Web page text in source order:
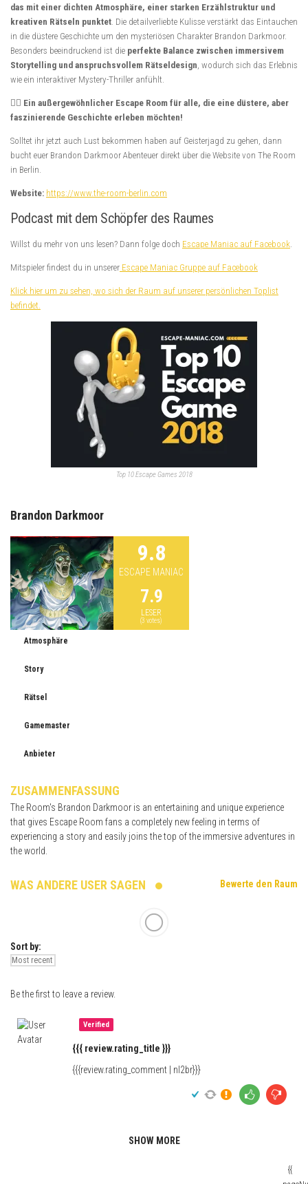
das mit einer dichten Atmosphäre, einer starken Erzählstruktur und
kreativen Rätseln punktet . Die detailverliebte Kulisse verstärkt das Eintauchen
in die düstere Geschichte um den mysteriösen Charakter Brandon Darkmoor.
Besonders beeindruckend ist die perfekte Balance zwischen immersivem
Storytelling und anspruchsvollem Rätseldesign , wodurch sich das Erlebnis
wie ein interaktiver Mystery-Thriller anfühlt.
🕵️‍♂️ Ein außergewöhnlicher Escape Room für alle, die eine düstere, aber
faszinierende Geschichte erleben möchten!
Solltet ihr jetzt auch Lust bekommen haben auf Geisterjagd zu gehen, dann
bucht euer Brandon Darkmoor Abenteuer direkt über die Website von The Room
in Berlin.
Website: https://www.the-room-berlin.com
Podcast mit dem Schöpfer des Raumes
Willst du mehr von uns lesen? Dann folge doch Escape Maniac auf Facebook
Mitspieler findest du in unserer Escape Maniac Gruppe auf Facebook
Klick hier um zu sehen, wo sich der Raum auf unserer persönlichen Toplist
befindet.
Top 10 Escape Games 2018
Brandon Darkmoor
9.8
ESCAPE MANIAC
7.9
LESER
(3 votes)
Atmosphäre
Story
Rätsel
Gamemaster
Anbieter
ZUSAMMENFASSUNG
The Room's Brandon Darkmoor is an entertaining and unique experience
that gives Escape Room fans a completely new feeling in terms of
experiencing a story and easily joins the top of the immersive adventures in
the world.
WAS ANDERE USER SAGEN Bewerte den Raum
Sort by:
Be the first to leave a review.
Verified
{{{ review.rating_title }}}
{{{review.rating_comment | nl2br}}}
SHOW MORE
{{